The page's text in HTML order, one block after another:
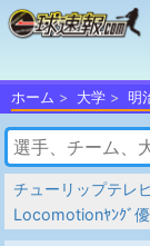
ホーム 大学 明
チューリップテレ
Locomotionﾔﾝｸﾞ